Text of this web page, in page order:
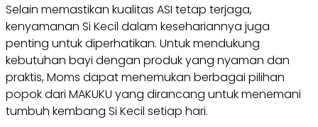
Selain memastikan kualitas ASI tetap terjaga,
kenyamanan Si Kecil dalam kesehariannya juga
penting untuk diperhatikan. Untuk mendukung
kebutuhan bayi dengan produk yang nyaman dan
praktis, Moms dapat menemukan berbagai pilihan
popok dari MAKUKU yang dirancang untuk menemani
tumbuh kembang Si Kecil setiap hari.